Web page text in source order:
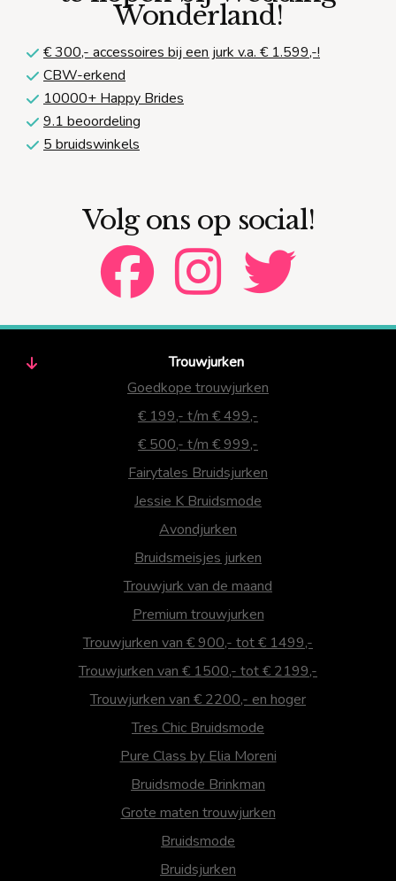
Wonderland!
€ 300,- accessoires bij een jurk v.a. € 1.599,-!
CBW-erkend
10000+ Happy Brides
9.1 beoordeling
5 bruidswinkels
Volg ons op social!
Trouwjurken
Goedkope trouwjurken
€ 199,- t/m € 499,-
€ 500,- t/m € 999,-
Fairytales Bruidsjurken
Jessie K Bruidsmode
Avondjurken
Bruidsmeisjes jurken
Trouwjurk van de maand
Premium trouwjurken
Trouwjurken van € 900,- tot € 1499,-
Trouwjurken van € 1500,- tot € 2199,-
Trouwjurken van € 2200,- en hoger
Tres Chic Bruidsmode
Pure Class by Elia Moreni
Bruidsmode Brinkman
Grote maten trouwjurken
Bruidsmode
Bruidsjurken